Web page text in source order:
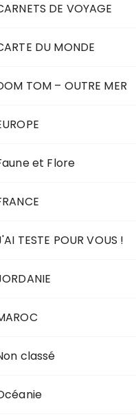
DE VOYAGE
DU MONDE
TOM – OUTRE MER
et Flore
TESTE POUR VOUS !
classé